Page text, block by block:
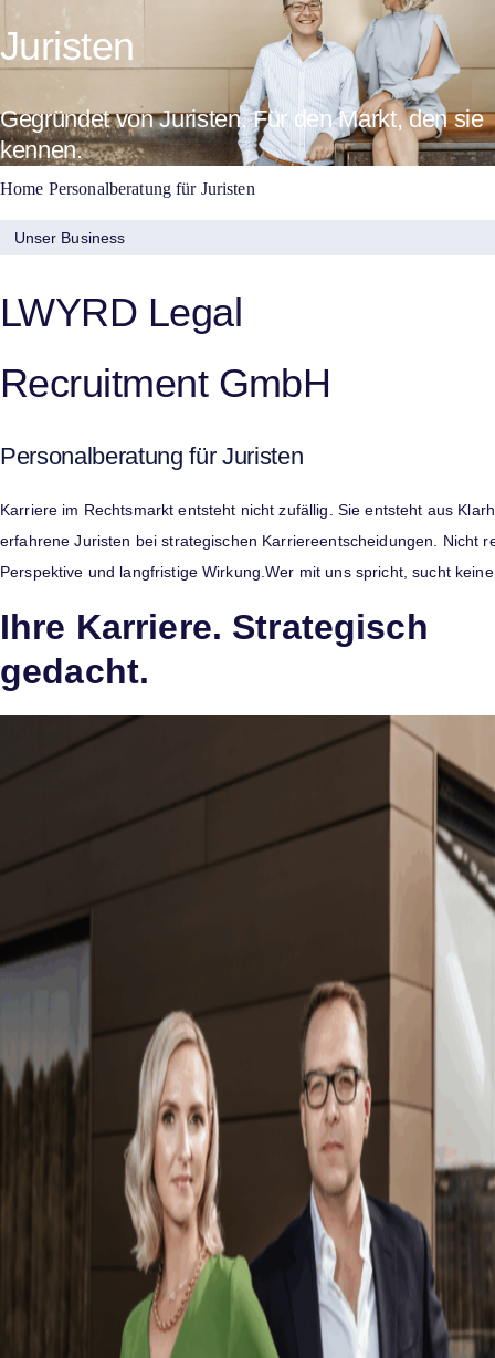
Juristen
Gegründet von Juristen. Für den Markt, den sie
kennen.
Home Personalberatung für Juristen
Unser Business
LWYRD Legal
Recruitment GmbH
Personalberatung für Juristen
Karriere im Rechtsmarkt entsteht nicht zufällig. Sie entsteht aus
erfahrene Juristen bei strategischen Karriereentscheidungen. Nicht
Perspektive und langfristige Wirkung.Wer mit uns spricht, sucht
Ihre Karriere. Strategisch
gedacht.